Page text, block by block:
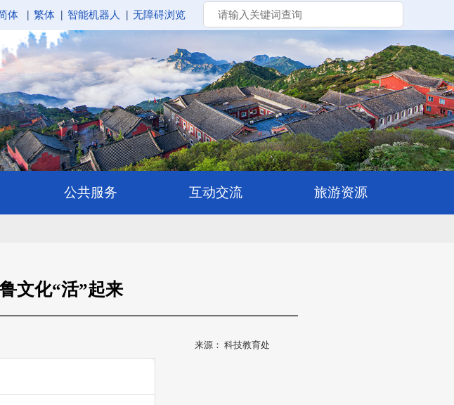
体 繁体 智能机器人 无障碍浏览
文化“活”起来
来源： 科技教育处